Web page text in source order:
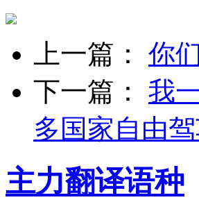
上一篇： 你
下一篇： 我
多国家自由
主力翻译语种